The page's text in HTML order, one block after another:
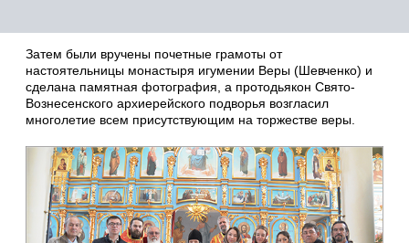
Затем были вручены почетные грамоты от
настоятельницы монастыря игумении Веры (Шевченко) и
сделана памятная фотография, а протодьякон Свято-
Вознесенского архиерейского подворья возгласил
многолетие всем присутствующим на торжестве веры.